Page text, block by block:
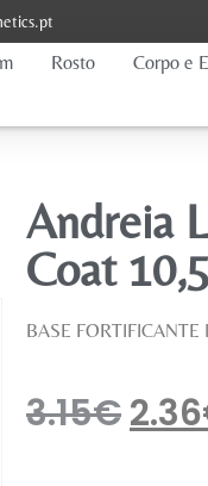
Rosto Corpo e
Andreia
Coat
BASE
3.15€2.36